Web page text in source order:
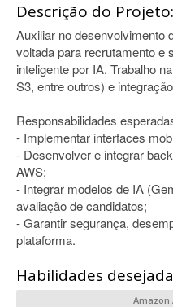
Descrição do Projeto:
Auxiliar no desenvolvimento
voltada para recrutamento e
inteligente por IA. Trabalho
S3, entre outros) e
Responsabilidades
- Implementar interfaces
- Desenvolver e integrar
AWS;
- Integrar modelos de IA
avaliação de candidatos;
- Garantir segurança,
plataforma.
Habilidades
Amazon